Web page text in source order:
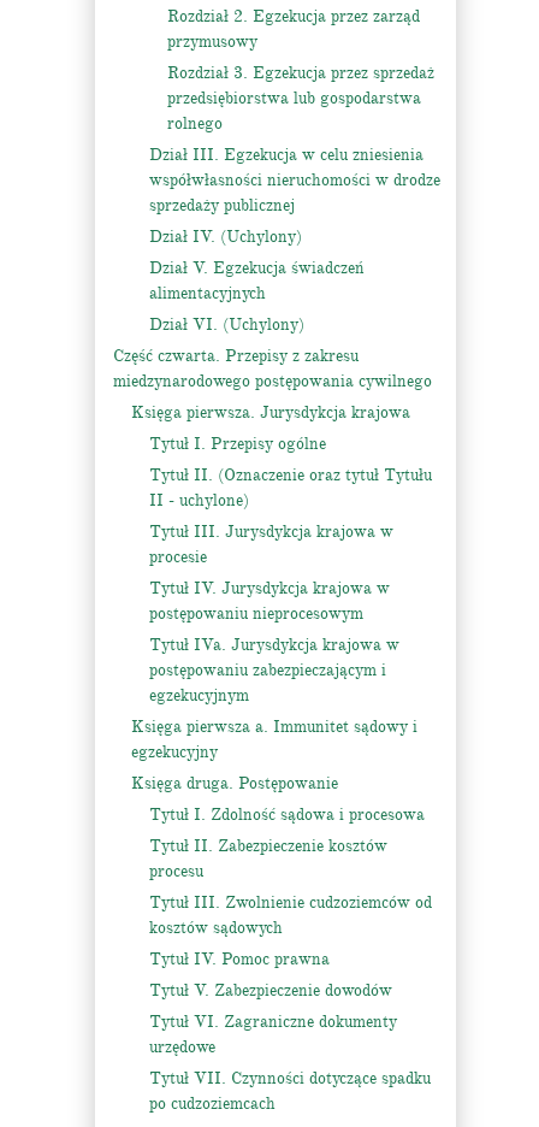
Rozdział 2. Egzekucja przez zarząd
przymusowy
Rozdział 3. Egzekucja przez sprzedaż
przedsiębiorstwa lub gospodarstwa
rolnego
Dział III. Egzekucja w celu zniesienia
współwłasności nieruchomości w drodze
sprzedaży publicznej
Dział IV. (Uchylony)
Dział V. Egzekucja świadczeń
alimentacyjnych
Dział VI. (Uchylony)
Część czwarta. Przepisy z zakresu
miedzynarodowego postępowania cywilnego
Księga pierwsza. Jurysdykcja krajowa
Tytuł I. Przepisy ogólne
Tytuł II. (Oznaczenie oraz tytuł Tytułu
II - uchylone)
Tytuł III. Jurysdykcja krajowa w
procesie
Tytuł IV. Jurysdykcja krajowa w
postępowaniu nieprocesowym
Tytuł IVa. Jurysdykcja krajowa w
postępowaniu zabezpieczającym i
egzekucyjnym
Księga pierwsza a. Immunitet sądowy i
egzekucyjny
Księga druga. Postępowanie
Tytuł I. Zdolność sądowa i procesowa
Tytuł II. Zabezpieczenie kosztów
procesu
Tytuł III. Zwolnienie cudzoziemców od
kosztów sądowych
Tytuł IV. Pomoc prawna
Tytuł V. Zabezpieczenie dowodów
Tytuł VI. Zagraniczne dokumenty
urzędowe
Tytuł VII. Czynności dotyczące spadku
po cudzoziemcach